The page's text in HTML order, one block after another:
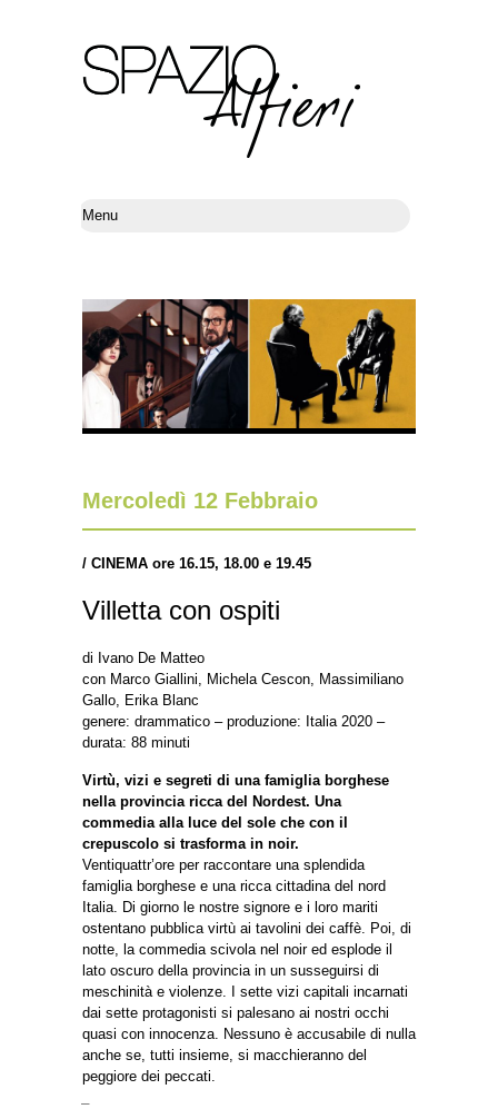
Mercoledì 12 Febbraio
/ CINEMA ore 16.15, 18.00 e 19.45
Villetta con ospiti
di Ivano De Matteo
con Marco Giallini, Michela Cescon, Massimiliano
Gallo, Erika Blanc
genere: drammatico – produzione: Italia 2020 –
durata: 88 minuti
Virtù, vizi e segreti di una famiglia borghese
nella provincia ricca del Nordest. Una
commedia alla luce del sole che con il
crepuscolo si trasforma in noir.
Ventiquattr’ore per raccontare una splendida
famiglia borghese e una ricca cittadina del nord
Italia. Di giorno le nostre signore e i loro mariti
ostentano pubblica virtù ai tavolini dei caffè. Poi, di
notte, la commedia scivola nel noir ed esplode il
lato oscuro della provincia in un susseguirsi di
meschinità e violenze. I sette vizi capitali incarnati
dai sette protagonisti si palesano ai nostri occhi
quasi con innocenza. Nessuno è accusabile di nulla
anche se, tutti insieme, si macchieranno del
peggiore dei peccati.